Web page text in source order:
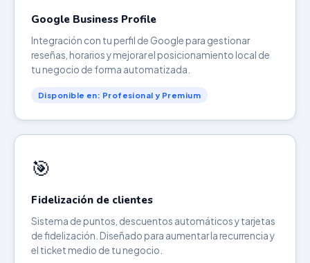
Google Business Profile
Integración con tu perfil de Google para gestionar
reseñas, horarios y mejorar el posicionamiento local de
tu negocio de forma automatizada.
Disponible en: Profesional y Premium
🎯
Fidelización de clientes
Sistema de puntos, descuentos automáticos y tarjetas
de fidelización. Diseñado para aumentar la recurrencia y
el ticket medio de tu negocio.